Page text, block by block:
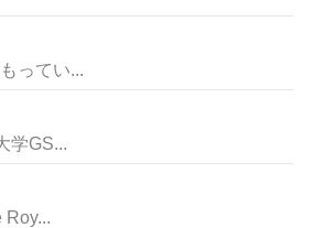
ってい...
GS...